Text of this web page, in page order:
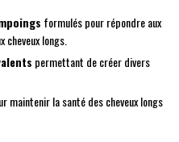
formulés pour répondre aux
cheveux longs.
permettant de créer divers
maintenir la santé des cheveux longs